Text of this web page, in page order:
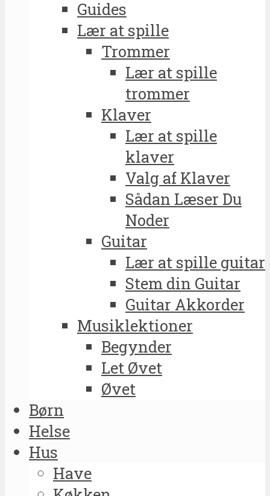
Guides
Lær at spille
Trommer
Lær at spille
trommer
Klaver
Lær at spille
klaver
Valg af Klaver
Sådan Læser Du
Noder
Guitar
Lær at spille guitar
Stem din Guitar
Guitar Akkorder
Musiklektioner
Begynder
Let Øvet
Øvet
Børn
Helse
Hus
Have